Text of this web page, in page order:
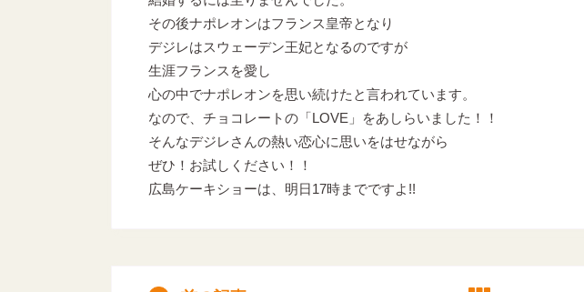
その後ナポレオンはフランス皇帝となり
デジレはスウェーデン王妃となるのですが
生涯フランスを愛し
心の中でナポレオンを思い続けたと言われています。
なので、チョコレートの「LOVE」をあしらいました！！
そんなデジレさんの熱い恋心に思いをはせながら
ぜひ！お試しください！！
広島ケーキショーは、明日17時までですよ!!